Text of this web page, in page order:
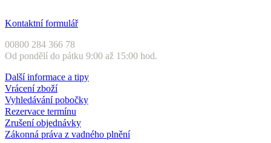
Kontaktní formulář
00800 284 366 78
Od pondělí do pátku 9:00 až 15:00 hod.
Další informace a tipy
Vrácení zboží
Vyhledávání pobočky
Rezervace termínu
Zrušení objednávky
Zákonná práva z vadného plnění